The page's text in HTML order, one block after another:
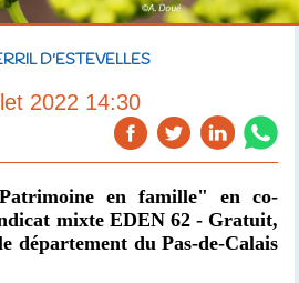
D'ESTEVELLES
2022 14:30
en famille"en co-
mixte EDEN 62- Gratuit,
département du Pas-de-Calais